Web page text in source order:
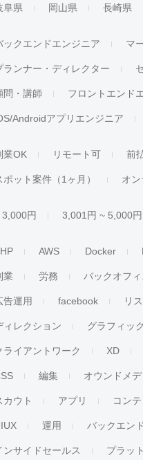
阜県 岡山県 長崎県
ックエンドエンジニア マ
ランナー・ディレクター
問・講師 フロントエンド
Androidアプリエンジニア
業OK リモート可 前
ポット案件（1ヶ月） オ
3,000円 3,001円 ~ 5,000円
AWS Docker
業 労務 バックオフィ
告運用 facebook リ
ィレクション グラフィッ
ライアントワーク XD
編集 オウンドメ
カウト アプリ コン
運用 バックエンド
ンサイドセールス プラッ